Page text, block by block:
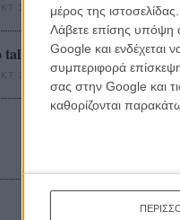
μέρος της ιστοσελίδας.
Λάβετε επίσης υπόψη
Google και ενδέχεται
συμπεριφορά
σας στην Google και
καθορίζονται
/ Μανώλης Κρανάκης
talk. Θα είναι ο 007 του
/ Γιώργος Κρασσακόπουλος